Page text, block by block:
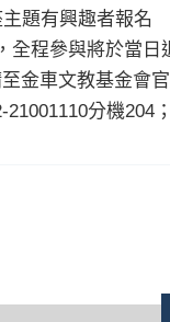
題有興趣者報名
全程參與將於當日
金車文教基金會
分機204